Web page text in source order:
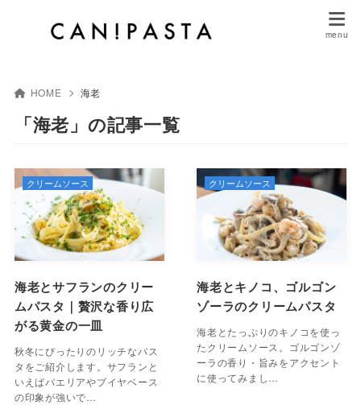
HOME 海老
「海老」の記事一覧
海老とサフランのクリー
ムパスタ｜贅沢な香り広
がる黄金の一皿
秋冬にぴったりのリッチなパス
タをご紹介します。サフランと
いえばパエリアやブイヤベース
の印象が強いで…
クリームソース
海老とキノコ、ゴルゴン
ゾーラのクリームパスタ
海老とたっぷりのキノコを使っ
たクリームソース。ゴルゴンゾ
ーラの香り・旨みをアクセント
に使ってみまし…
クリームソース